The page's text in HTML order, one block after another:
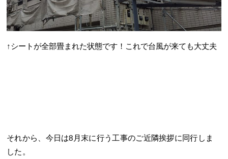
↑シートが全部畳まれた状態です！これで台風が来ても大丈夫
それから、今日は8月末に行う工事のご近隣挨拶に同行しま
した。